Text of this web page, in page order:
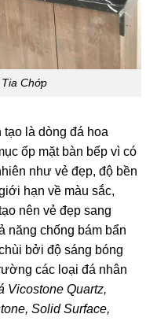
Chớp
tạo là dòng đá hoa
ốp mặt bàn bếp vì có
như vẻ đẹp, độ bền
hạn về màu sắc,
nên vẻ đẹp sang
năng chống bám bẩn
bởi độ sáng bóng
các loại đá nhân
Vicostone Quartz,
Solid Surface,